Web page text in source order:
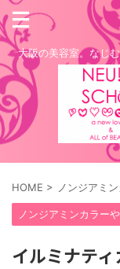
大阪の美容室。なじ
HOME > ノンジアミ
ノンジアミンカラー
イルミナテ